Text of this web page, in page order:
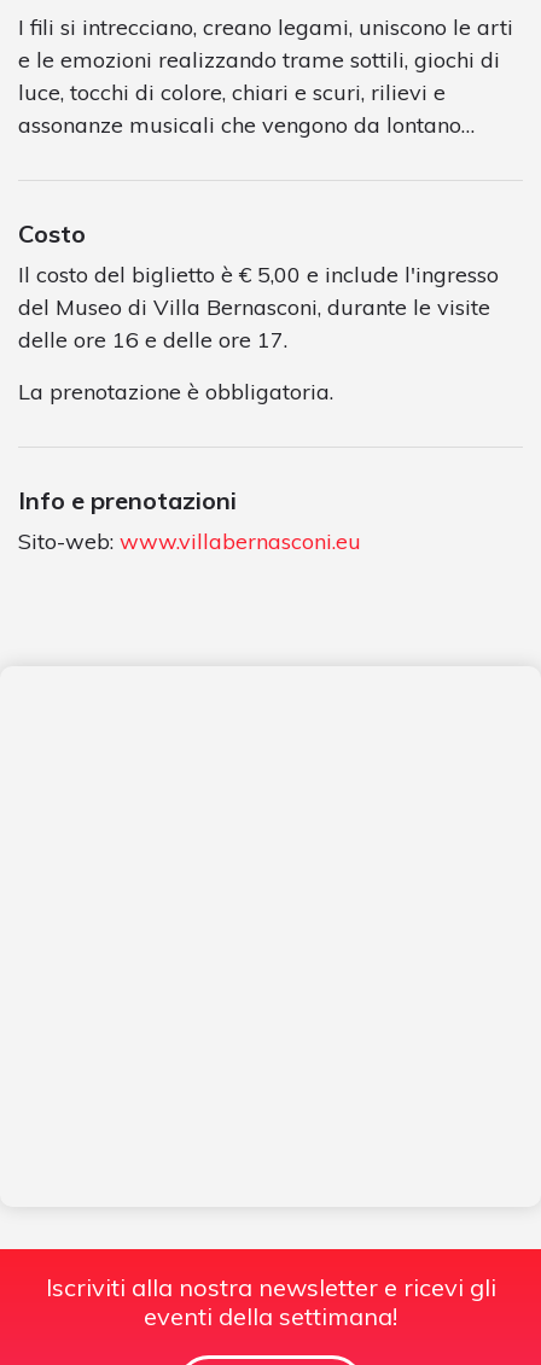
I fili si intrecciano, creano legami, uniscono le arti
e le emozioni realizzando trame sottili, giochi di
luce, tocchi di colore, chiari e scuri, rilievi e
assonanze musicali che vengono da lontano…
Costo
Il costo del biglietto è € 5,00 e include l'ingresso
del Museo di Villa Bernasconi, durante le visite
delle ore 16 e delle ore 17.
La prenotazione è obbligatoria.
Info e prenotazioni
Sito-web: www.villabernasconi.eu
Iscriviti alla nostra newsletter e ricevi gli
eventi della settimana!